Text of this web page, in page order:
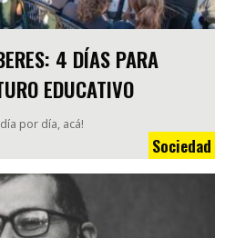
4 DÍAS PARA
EDUCATIVO
por día, acá!
Sociedad